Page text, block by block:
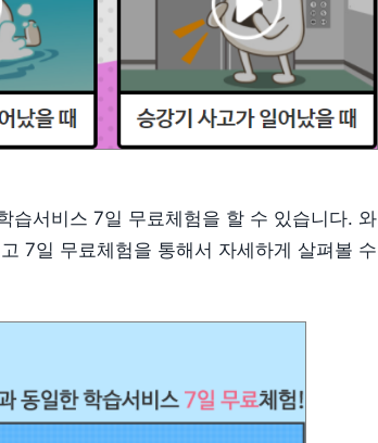
습서비스 7일 무료체험을 할 수 있습니다. 와
7일 무료체험을 통해서 자세하게 살펴볼 수